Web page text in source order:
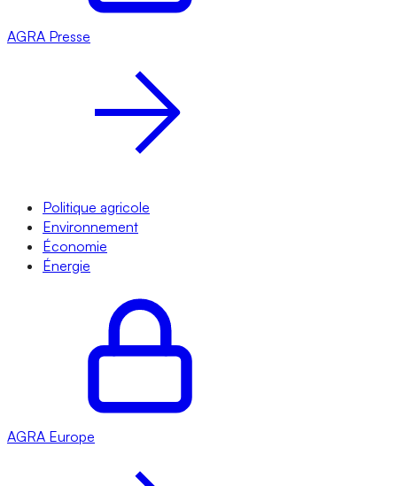
AGRA Presse
Politique agricole
Environnement
Économie
Énergie
AGRA Europe